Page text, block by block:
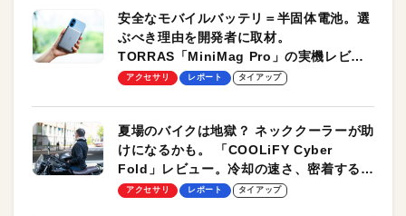
安全なモバイルバッテリ＝半固体電池。選
ぶべき理由を開発者に取材。
TORRAS「MiniMag Pro」の実機レビュ
ーも
アクセサリ レポート タイアップ
夏場のバイクは地獄？ ネッククーラーが助
けになるかも。 「COOLiFY Cyber
Fold」レビュー。冷却の速さ、密着する冷
却プレート、シンプルな操作性がグッド！
アクセサリ レポート タイアップ